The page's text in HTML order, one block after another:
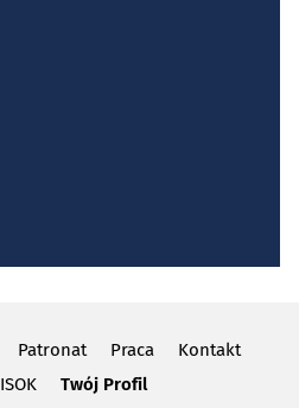
Patronat Praca
Kontakt
ISOK Twój Profil